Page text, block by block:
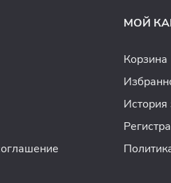
МОЙ
Корзина
История